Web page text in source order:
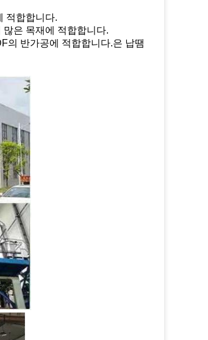
적합합니다.
은 목재에 적합합니다.
의 반가공에 적합합니다.은 납땜